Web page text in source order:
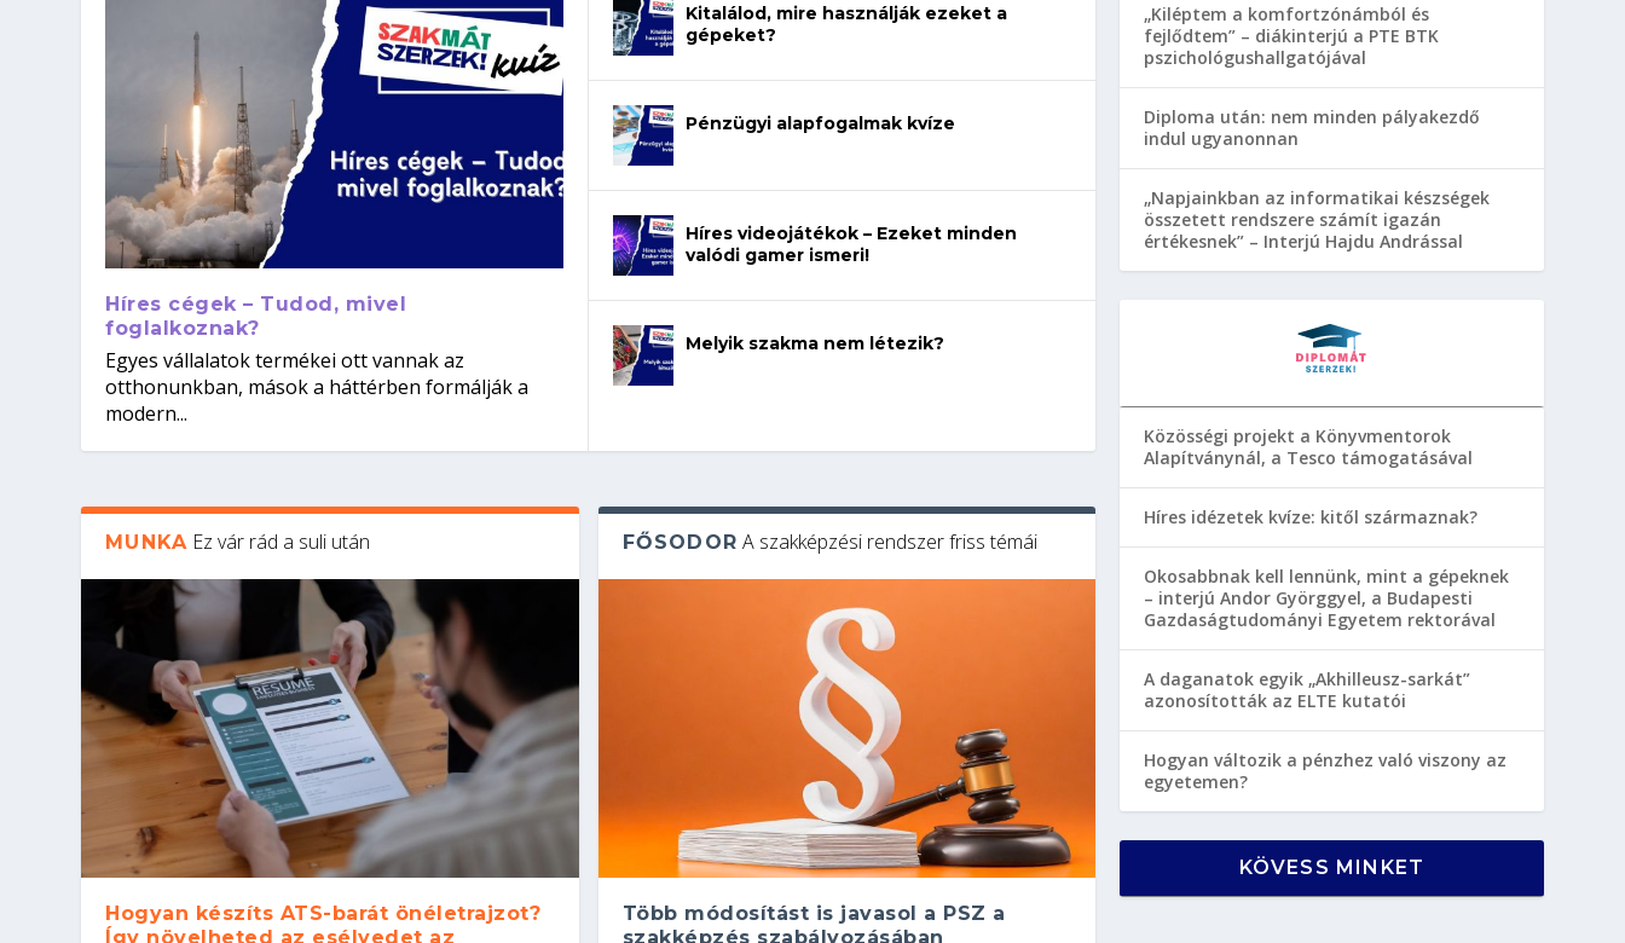
Híres cégek – Tudod, mivel
foglalkoznak?
Egyes vállalatok termékei ott vannak az
otthonunkban, mások a háttérben formálják a
modern...
Kitalálod, mire használják ezeket a
gépeket?
Pénzügyi alapfogalmak kvíze
Híres videojátékok – Ezeket minden
valódi gamer ismeri!
Melyik szakma nem létezik?
MUNKA Ez vár rád a suli után
Hogyan készíts ATS-barát önéletrajzot?
Így növelheted az esélyedet az
FŐSODOR A szakképzési rendszer friss témái
Több módosítást is javasol a PSZ a
szakképzés szabályozásában
„Kiléptem a komfortzónámból és
fejlődtem” – diákinterjú a PTE BTK
pszichológushallgatójával
Diploma után: nem minden pályakezdő
indul ugyanonnan
„Napjainkban az informatikai készségek
összetett rendszere számít igazán
értékesnek” – Interjú Hajdu Andrással
Közösségi projekt a Könyvmentorok
Alapítványnál, a Tesco támogatásával
Híres idézetek kvíze: kitől származnak?
Okosabbnak kell lennünk, mint a gépeknek
– interjú Andor Györggyel, a Budapesti
Gazdaságtudományi Egyetem rektorával
A daganatok egyik „Akhilleusz-sarkát”
azonosították az ELTE kutatói
Hogyan változik a pénzhez való viszony az
egyetemen?
KÖVESS MINKET